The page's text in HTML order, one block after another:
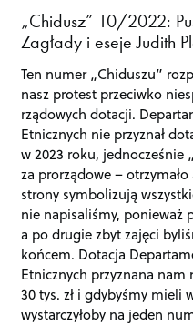
„Chidusz” 10/2022:
Zagłady i eseje Judith
Ten numer „Chiduszu”
nasz protest przeciwko
rządowych dotacji.
Etnicznych nie przyznał
w 2023 roku, jednocześnie
za prorządowe – otrzymało
strony symbolizują
nie napisaliśmy, ponieważ
a po drugie zbyt zajęci
końcem. Dotacja
Etnicznych przyznana nam
30 tys. zł i gdybyśmy mieli
wystarczyłoby na jeden